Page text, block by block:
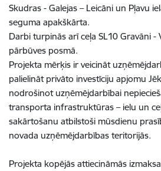
Skudras - Galejas – Leicāni un Pļavu
seguma apakškārta.
Darbi turpinās arī ceļa SL10 Gravāni -
pārbūves posmā.
Projekta mērķis ir veicināt
palielināt privāto investīciju apjomu
nodrošinot uzņēmējdarbībai
transporta infrastruktūras – ielu un
sakārtošanu atbilstoši mūsdienu
novada uzņēmējdarbības teritorijās.
Projekta kopējās attiecināmās